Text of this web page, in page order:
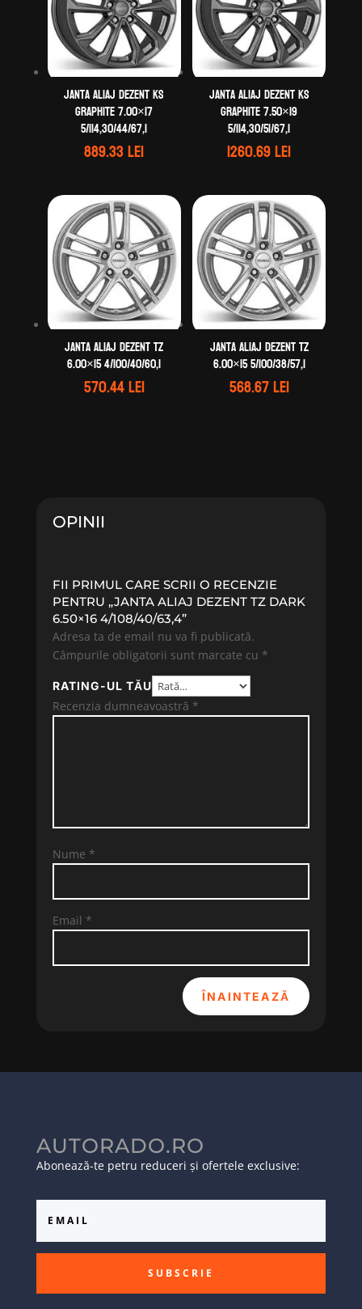
Janta aliaj DEZENT KS
graphite 7.00×17
5/114,30/44/67,1
889.33lei
Janta aliaj DEZENT KS
graphite 7.50×19
5/114,30/51/67,1
1260.69lei
Janta aliaj DEZENT TZ
6.00×15 4/100/40/60,1
570.44lei
Janta aliaj DEZENT TZ
6.00×15 5/100/38/57,1
568.67lei
OPINII
FII PRIMUL CARE SCRII O RECENZIE
PENTRU „JANTA ALIAJ DEZENT TZ DARK
6.50×16 4/108/40/63,4”
Adresa ta de email nu va fi publicată.
Câmpurile obligatorii sunt marcate cu *
RATING-UL TĂU
Recenzia dumneavoastră *
Nume *
Email *
ÎNAINTEAZĂ
AUTORADO.RO
Abonează-te petru reduceri și ofertele exclusive:
SUBSCRIE